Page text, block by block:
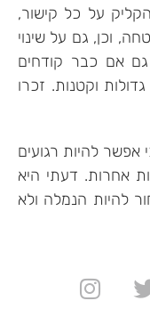
על כל קישור,
וכן, גם על שינוי
גם אם כבר קודחים
וקטנות. זכרו
אפשר להיות רגועים
אחרות. דעתי היא
להיות הנמלה ולא